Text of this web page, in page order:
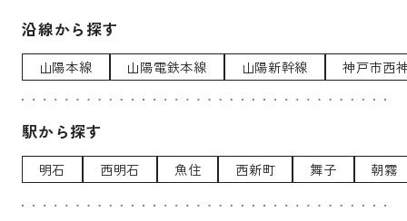
沿線から探す
山陽本線 山陽電鉄本線 山陽新幹線 神戸市西
駅から探す
明石 西明石 魚住 西新町 舞子 朝霧